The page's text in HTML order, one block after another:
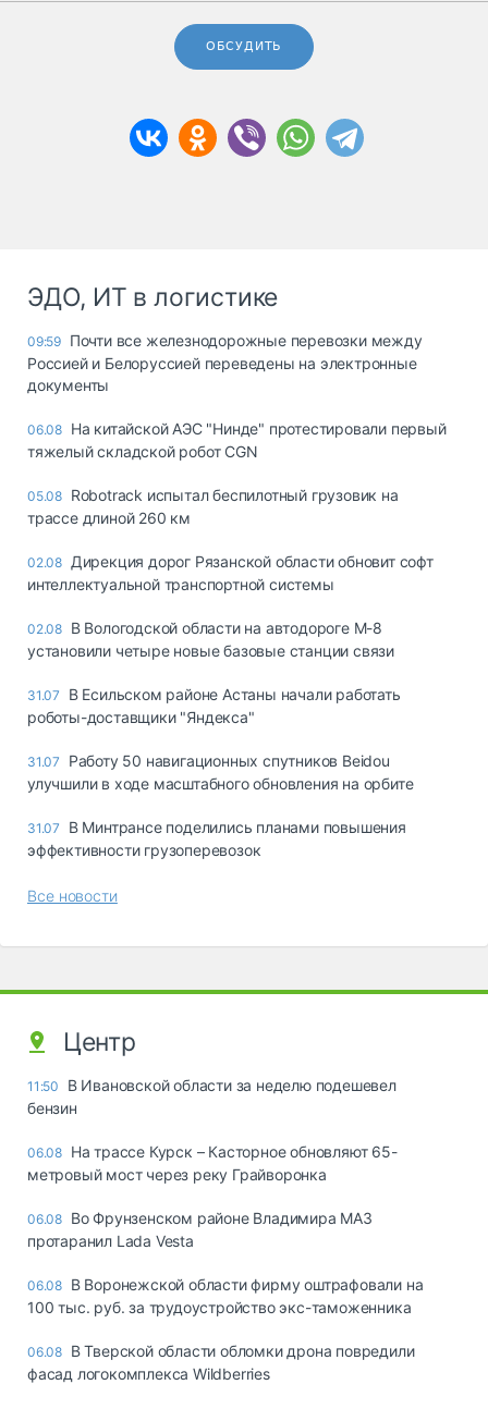
ОБСУДИТЬ
ЭДО, ИТ в логистике
09:59 Почти все железнодорожные перевозки между
Россией и Белоруссией переведены на электронные
документы
06.08 На китайской АЭС "Нинде" протестировали первый
тяжелый складской робот CGN
05.08 Robotrack испытал беспилотный грузовик на
трассе длиной 260 км
02.08 Дирекция дорог Рязанской области обновит софт
интеллектуальной транспортной системы
02.08 В Вологодской области на автодороге М-8
установили четыре новые базовые станции связи
31.07
В Есильском районе Астаны начали работать
роботы-доставщики "Яндекса"
31.07
Работу 50 навигационных спутников Beidou
улучшили в ходе масштабного обновления на орбите
31.07
В Минтрансе поделились планами повышения
эффективности грузоперевозок
Все новости
Центр
11:50
В Ивановской области за неделю подешевел
бензин
06.08 На трассе Курск – Касторное обновляют 65-
метровый мост через реку Грайворонка
06.08 Во Фрунзенском районе Владимира МАЗ
протаранил Lada Vesta
06.08 В Воронежской области фирму оштрафовали на
100 тыс. руб. за трудоустройство экс-таможенника
06.08 В Тверской области обломки дрона повредили
фасад логокомплекса Wildberries